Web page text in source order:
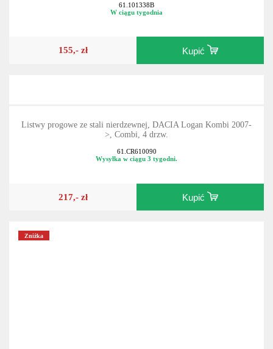
61.101338B
W ciągu tygodnia
155,- zł Kupić
Listwy progowe ze stali nierdzewnej, DACIA Logan Kombi 2007-
>, Combi, 4 drzw.
61.CR610090
Wysyłka w ciągu 3 tygodni.
217,- zł Kupić
Zniżka